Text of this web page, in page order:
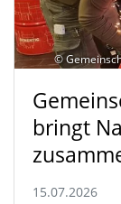
©
bringt
15.07.2026